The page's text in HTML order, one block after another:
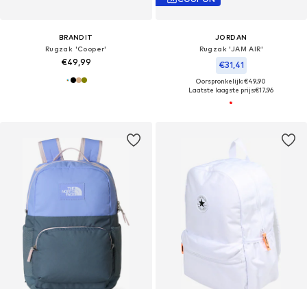
BRANDIT
Rugzak 'Cooper'
€49,99
JORDAN
Rugzak 'JAM AIR'
€31,41
Oorspronkelijk: €49,90
Laatste laagste prijs:€17,96